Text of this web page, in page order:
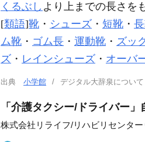
くるぶし より上までの長さを
[類語]靴 ・ シューズ ・ 短靴 ・
ム靴 ・ ゴム長 ・ 運動靴 ・ ズッ
ズ ・ レインシューズ ・ オーバ
出典 小学館 デジタル大辞泉につい
「介護タクシー/ドライバー
株式会社リライフ/リハビリセンタ